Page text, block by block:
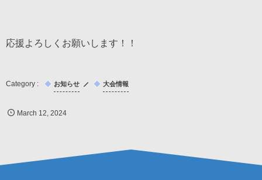
応援よろしくお願いします！！
お知らせ 大会情報
March 12 ,2024